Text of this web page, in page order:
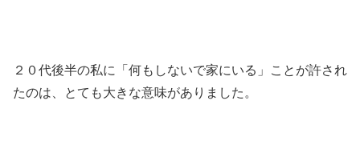
２０代後半の私に「何もしないで家にいる」ことが許され
たのは、とても大きな意味がありました。